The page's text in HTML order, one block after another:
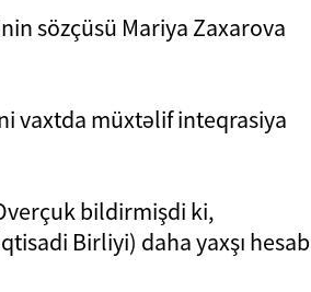
sözçüsü Mariya Zaxarova
vaxtda müxtəlif inteqrasiya
bildirmişdi ki,
Birliyi) daha yaxşı hesab